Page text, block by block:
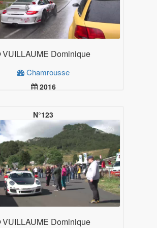
VUILLAUME Dominique
Chamrousse
2016
N°123
VUILLAUME Dominique